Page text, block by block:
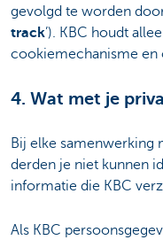
gevolgd te worden door
track’). KBC houdt
cookiemechanisme en
4. Wat met je
Bij elke samenwerking
derden je niet kunnen
informatie die KBC
Als KBC